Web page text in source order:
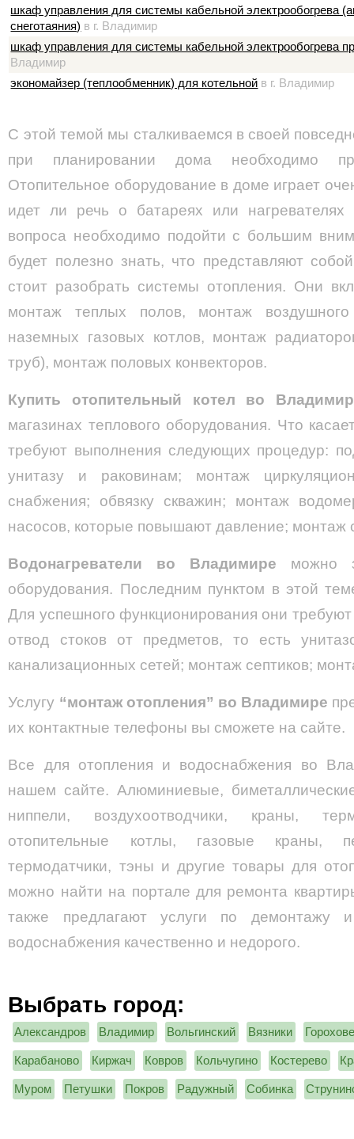
шкаф управления для системы кабельной электрообогрева
снеготаяния) в г. Владимир
шкаф управления для системы кабельной электрообогрева
Владимир
экономайзер (теплообменник) для котельной в г. Владимир
С этой темой мы сталкиваемся в своей
при планировании дома необходимо
Отопительное оборудование в доме играет
идет ли речь о батареях или
вопроса необходимо подойти с большим
будет полезно знать, что представляют
стоит разобрать системы отопления. Они
монтаж теплых полов, монтаж
наземных газовых котлов, монтаж
труб), монтаж половых конвекторов.
Купить отопительный котел во
магазинах теплового оборудования. Что
требуют выполнения следующих процедур:
унитазу и раковинам; монтаж
снабжения; обвязку скважин; монтаж
насосов, которые повышают давление; монтаж
Водонагреватели во Владимире можно
оборудования. Последним пунктом в этой
Для успешного функционирования они
отвод стоков от предметов, то есть
канализационных сетей; монтаж септиков;
Услугу “монтаж отопления” во Владимире
их контактные телефоны вы сможете на сайте.
Все для отопления и водоснабжения во
нашем сайте. Алюминиевые,
ниппели, воздухоотводчики, краны,
отопительные котлы, газовые краны,
термодатчики, тэны и другие товары для
можно найти на портале для ремонта
также предлагают услуги по демонтажу
водоснабжения качественно и недорого.
Выбрать город:
Александров Владимир Вольгинский Вязники
Карабаново Киржач Ковров Кольчугино Костерево
Муром Петушки Покров Радужный Собинка